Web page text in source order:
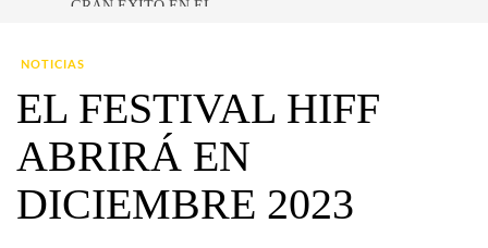
NOTICIAS
EL FESTIVAL HIFF
ABRIRÁ EN
DICIEMBRE 2023